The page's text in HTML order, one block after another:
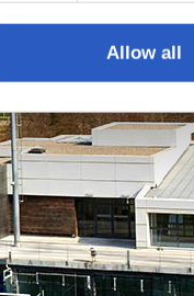
Allow all